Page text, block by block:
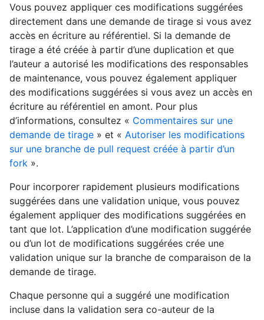
Vous pouvez appliquer ces modifications suggérées
directement dans une demande de tirage si vous avez
accès en écriture au référentiel. Si la demande de
tirage a été créée à partir d’une duplication et que
l’auteur a autorisé les modifications des responsables
de maintenance, vous pouvez également appliquer
des modifications suggérées si vous avez un accès en
écriture au référentiel en amont. Pour plus
d’informations, consultez « Commentaires sur une
demande de tirage » et « Autoriser les modifications
sur une branche de pull request créée à partir d’un
fork ».
Pour incorporer rapidement plusieurs modifications
suggérées dans une validation unique, vous pouvez
également appliquer des modifications suggérées en
tant que lot. L’application d’une modification suggérée
ou d’un lot de modifications suggérées crée une
validation unique sur la branche de comparaison de la
demande de tirage.
Chaque personne qui a suggéré une modification
incluse dans la validation sera co-auteur de la